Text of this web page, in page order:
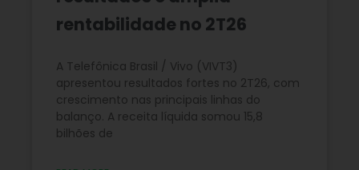
rentabilidade no 2T26
A Telefônica Brasil / Vivo (VIVT3)
apresentou resultados fortes no 2T26, com
crescimento nas principais linhas do
balanço. A receita líquida somou 15,8
bilhões de